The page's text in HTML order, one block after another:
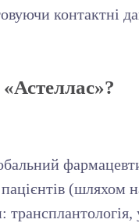
контактні
(шляхом